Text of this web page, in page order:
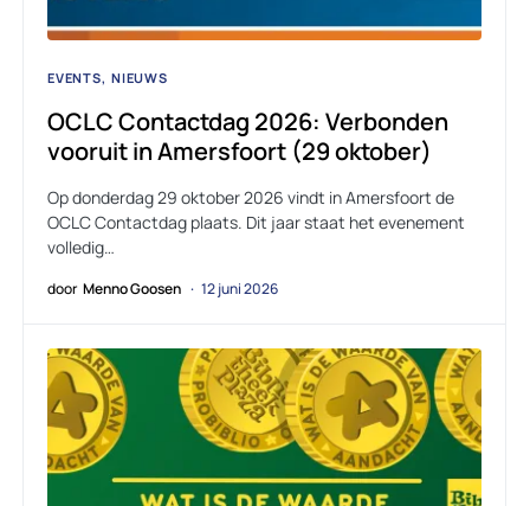
EVENTS NIEUWS
OCLC Contactdag 2026: Verbonden
vooruit in Amersfoort (29 oktober)
Op donderdag 29 oktober 2026 vindt in Amersfoort de
OCLC Contactdag plaats. Dit jaar staat het evenement
volledig…
door Menno Goosen 12 juni 2026